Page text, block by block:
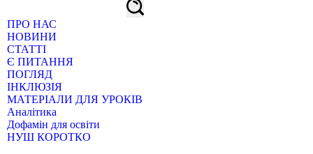
ПРО НАС
НОВИНИ
СТАТТІ
Є ПИТАННЯ
ПОГЛЯД
ІНКЛЮЗІЯ
МАТЕРІАЛИ ДЛЯ УРОКІВ
Аналітика
Дофамін для освіти
НУШ КОРОТКО